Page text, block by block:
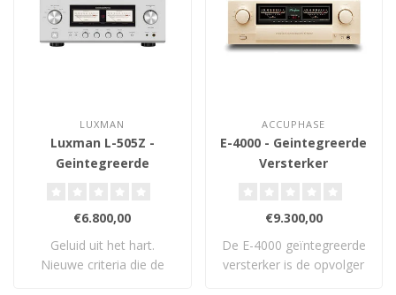
LUXMAN
Luxman L-505Z -
Geintegreerde
€6.800,00
Geluid uit het hart.
Nieuwe criteria die de
ACCUPHASE
E-4000 - Geintegreerde
Versterker
€9.300,00
De E-4000 geïntegreerde
versterker is de opvolger